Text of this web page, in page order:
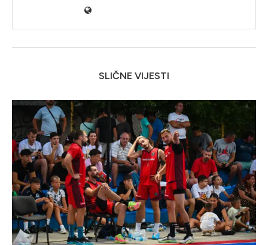
SLIČNE VIJESTI